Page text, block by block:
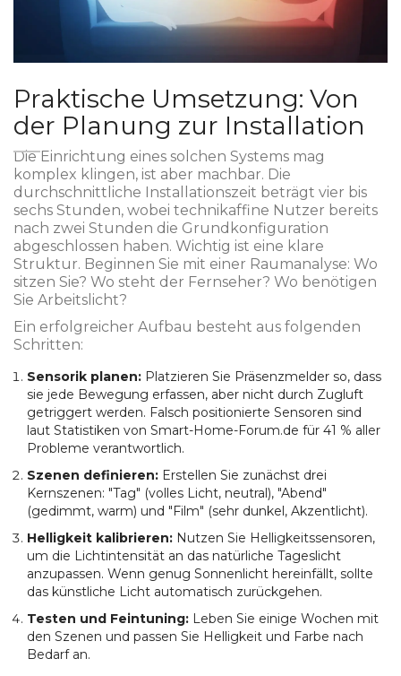
Praktische Umsetzung: Von
der Planung zur Installation
Die Einrichtung eines solchen Systems mag
komplex klingen, ist aber machbar. Die
durchschnittliche Installationszeit beträgt vier bis
sechs Stunden, wobei technikaffine Nutzer bereits
nach zwei Stunden die Grundkonfiguration
abgeschlossen haben. Wichtig ist eine klare
Struktur. Beginnen Sie mit einer Raumanalyse: Wo
sitzen Sie? Wo steht der Fernseher? Wo benötigen
Sie Arbeitslicht?
Ein erfolgreicher Aufbau besteht aus folgenden
Schritten:
Sensorik planen: Platzieren Sie Präsenzmelder so, dass
sie jede Bewegung erfassen, aber nicht durch Zugluft
getriggert werden. Falsch positionierte Sensoren sind
laut Statistiken von Smart-Home-Forum.de für 41 % aller
Probleme verantwortlich.
Szenen definieren: Erstellen Sie zunächst drei
Kernszenen: "Tag" (volles Licht, neutral), "Abend"
(gedimmt, warm) und "Film" (sehr dunkel, Akzentlicht).
Helligkeit kalibrieren: Nutzen Sie Helligkeitssensoren,
um die Lichtintensität an das natürliche Tageslicht
anzupassen. Wenn genug Sonnenlicht hereinfällt, sollte
das künstliche Licht automatisch zurückgehen.
Testen und Feintuning: Leben Sie einige Wochen mit
den Szenen und passen Sie Helligkeit und Farbe nach
Bedarf an.